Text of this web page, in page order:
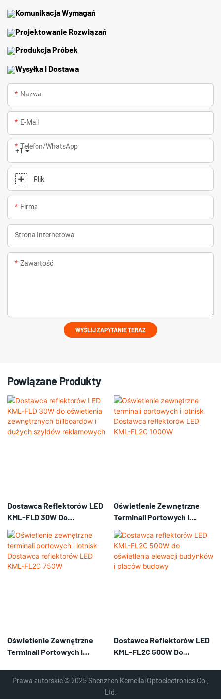
Komunikacja Wymagań
Projektowanie Rozwiązań
Produkcja Próbek
Wysyłka I Dostawa
Nazwa
E-Mail
+1Telefon/WhatsApp
Plik
Firma
Strona Internetowa
Zawartość
WYŚLIJ ZAPYTANIE TERAZ
Powiązane Produkty
Dostawca Reflektorów LED
KML-FLD 30W Do
Oświetlenia Zewnętrznych
Billboardów I Dużych
Szyldów Reklamowych
Oświetlenie Zewnętrzne
Terminali Portowych I
Lotnisk Dostawca
Reflektorów LED KML-FL2C
1000W
Oświetlenie Zewnętrzne
Terminali Portowych I
Reflektorów LED KML-FL2C
Dostawca Reflektorów LED
KML-FL2C 500W Do
Budynków I Placów Budowy
Prawa autorskie © 2025 Shenzhen Kemeilai Optoelectronics Co.,
Ltd.